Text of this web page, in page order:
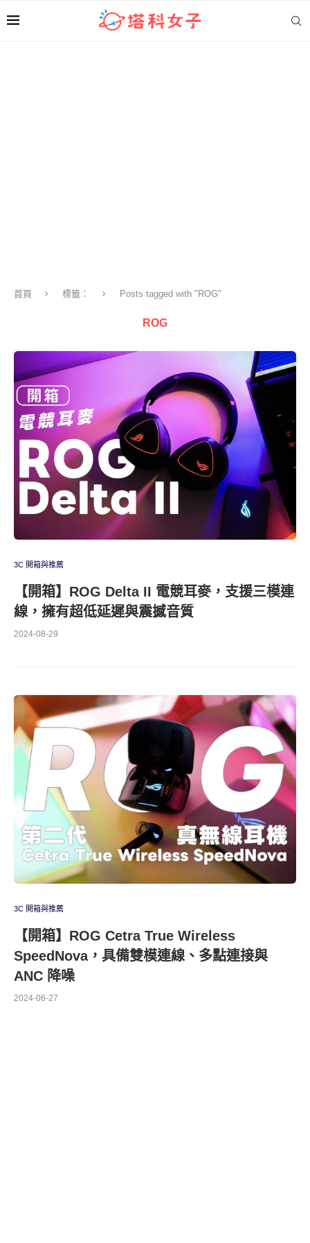
首頁 標籤： Posts tagged with "ROG"
ROG
3C 開箱與推薦
【開箱】ROG Delta II 電競耳麥，支援三模連
線，擁有超低延遲與震撼音質
2024-08-29
3C 開箱與推薦
【開箱】ROG Cetra True Wireless
SpeedNova，具備雙模連線、多點連接與
ANC 降噪
2024-06-27